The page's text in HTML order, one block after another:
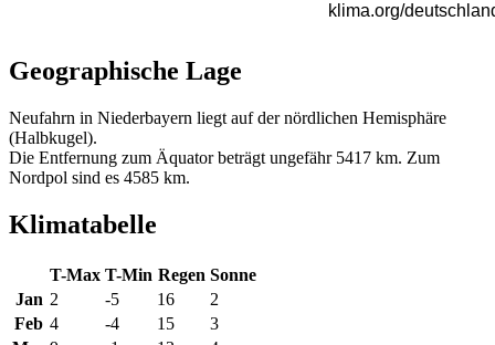
Geographische Lage
Neufahrn in Niederbayern liegt auf der nördlichen Hemisphäre
(Halbkugel).
Die Entfernung zum Äquator beträgt ungefähr 5417 km. Zum
Nordpol sind es 4585 km.
Klimatabelle
T-Max T-Min Regen Sonne
Jan 2 -5 16
2
Feb 4 -4 15
3